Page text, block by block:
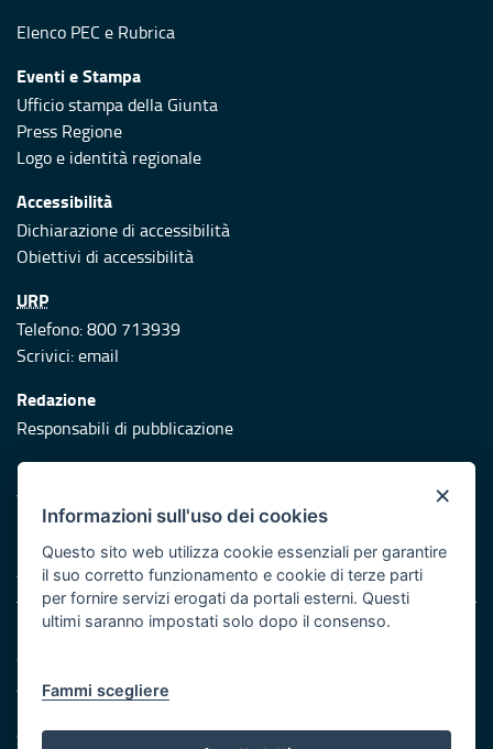
Elenco PEC e Rubrica
Eventi e Stampa
Ufficio stampa della Giunta
Press Regione
Logo e identità regionale
Accessibilità
Dichiarazione di accessibilità
Obiettivi di accessibilità
URP
Telefono: 800 713939
Scrivici:email
Redazione
Responsabili di pubblicazione
Protezione civile
Vai al sito di Protezione Civile Puglia
Iniziativa finanziata con risorse del POR Puglia 2014/2020 -
Asse XI
Note legali
Cookie e privacy
Atti di notifica
Servizi Intranet
×
Informazioni sull'uso dei cookies
Questo sito web utilizza cookie essenziali per garantire
il suo corretto funzionamento e cookie di terze parti
per fornire servizi erogati da portali esterni. Questi
ultimi saranno impostati solo dopo il consenso.
Fammi scegliere